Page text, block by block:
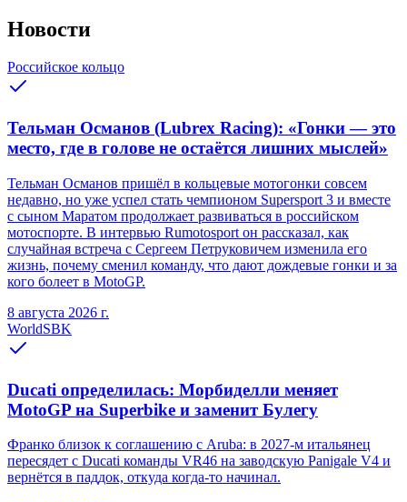
Новости
Российское кольцо
Тельман Османов (Lubrex Racing): «Гонки — это
место, где в голове не остаётся лишних мыслей»
Тельман Османов пришёл в кольцевые мотогонки совсем
недавно, но уже успел стать чемпионом Supersport 3 и вместе
с сыном Маратом продолжает развиваться в российском
мотоспорте. В интервью Rumotosport он рассказал, как
случайная встреча с Сергеем Петруковичем изменила его
жизнь, почему сменил команду, что дают дождевые гонки и за
кого болеет в MotoGP.
8 августа 2026 г.
WorldSBK
Ducati определилась: Морбиделли меняет
MotoGP на Superbike и заменит Булегу
Франко близок к соглашению с Aruba: в 2027-м итальянец
пересядет с Ducati команды VR46 на заводскую Panigale V4 и
вернётся в паддок, откуда когда-то начинал.